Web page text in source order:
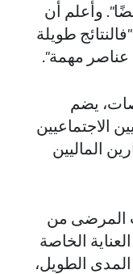
وأعلم أن
طويلة
عناصر مهمة".
يضم
الاجتماعيين
الماليين
المرضى من
الخاصة
الطويل،